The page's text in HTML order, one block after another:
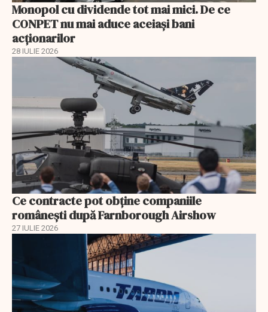
Monopol cu dividende tot mai mici. De ce
CONPET nu mai aduce aceiași bani
acționarilor
28 IULIE 2026
Ce contracte pot obține companiile
românești după Farnborough Airshow
27 IULIE 2026